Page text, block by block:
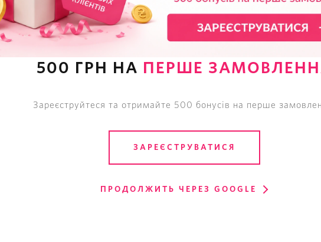
конкурентом европейскому рынку, где славились
получила после того, как ее владельцем стал Лесли Вакснер
работы привел к успеху его создателя. В этом и
покорять сердца представительниц прекрасного пола, став
благодаря интернет-магазину «She Loves It®».
Secret
линия белья, одежды, купальников и косметики Victoria's
одежду, белье и аксессуары для спорта. Также
подружек невесты, придаст особый шарм твоей свадьбе, и
онлайн, вы найдете:бюстгальтеры итрусикивсех видов и
купальников и аксессуаров для пляжа и отдыха, пижамы и
превратят твои занятия спортом в наслаждение. Косметика:
блески для губ от Victoria's Secret, уже ставшие легендой.
500 ГРН НА ПЕРШЕ
Зареєструйтеся та отримайте 500 бонусів на перше
ЗАРЕЄСТРУВАТИСЯ
ПРОДОЛЖИТЬ ЧЕРЕЗ GOOGLE